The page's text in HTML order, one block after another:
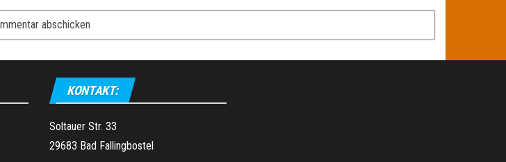
KONTAKT:
Soltauer Str. 33
29683 Bad Fallingbostel